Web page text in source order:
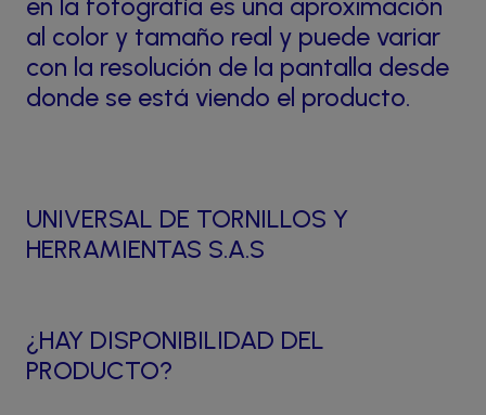
en la fotografía es una aproximación
al color y tamaño real y puede variar
con la resolución de la pantalla desde
donde se está viendo el producto.
UNIVERSAL DE TORNILLOS Y
HERRAMIENTAS S.A.S
¿HAY DISPONIBILIDAD DEL
PRODUCTO?